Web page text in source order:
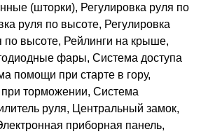
(шторки), Регулировка руля по
руля по высоте, Регулировка
по высоте, Рейлинги на крыше,
фары, Система доступа
помощи при старте в гору,
торможении, Система
руля, Центральный замок,
приборная панель,